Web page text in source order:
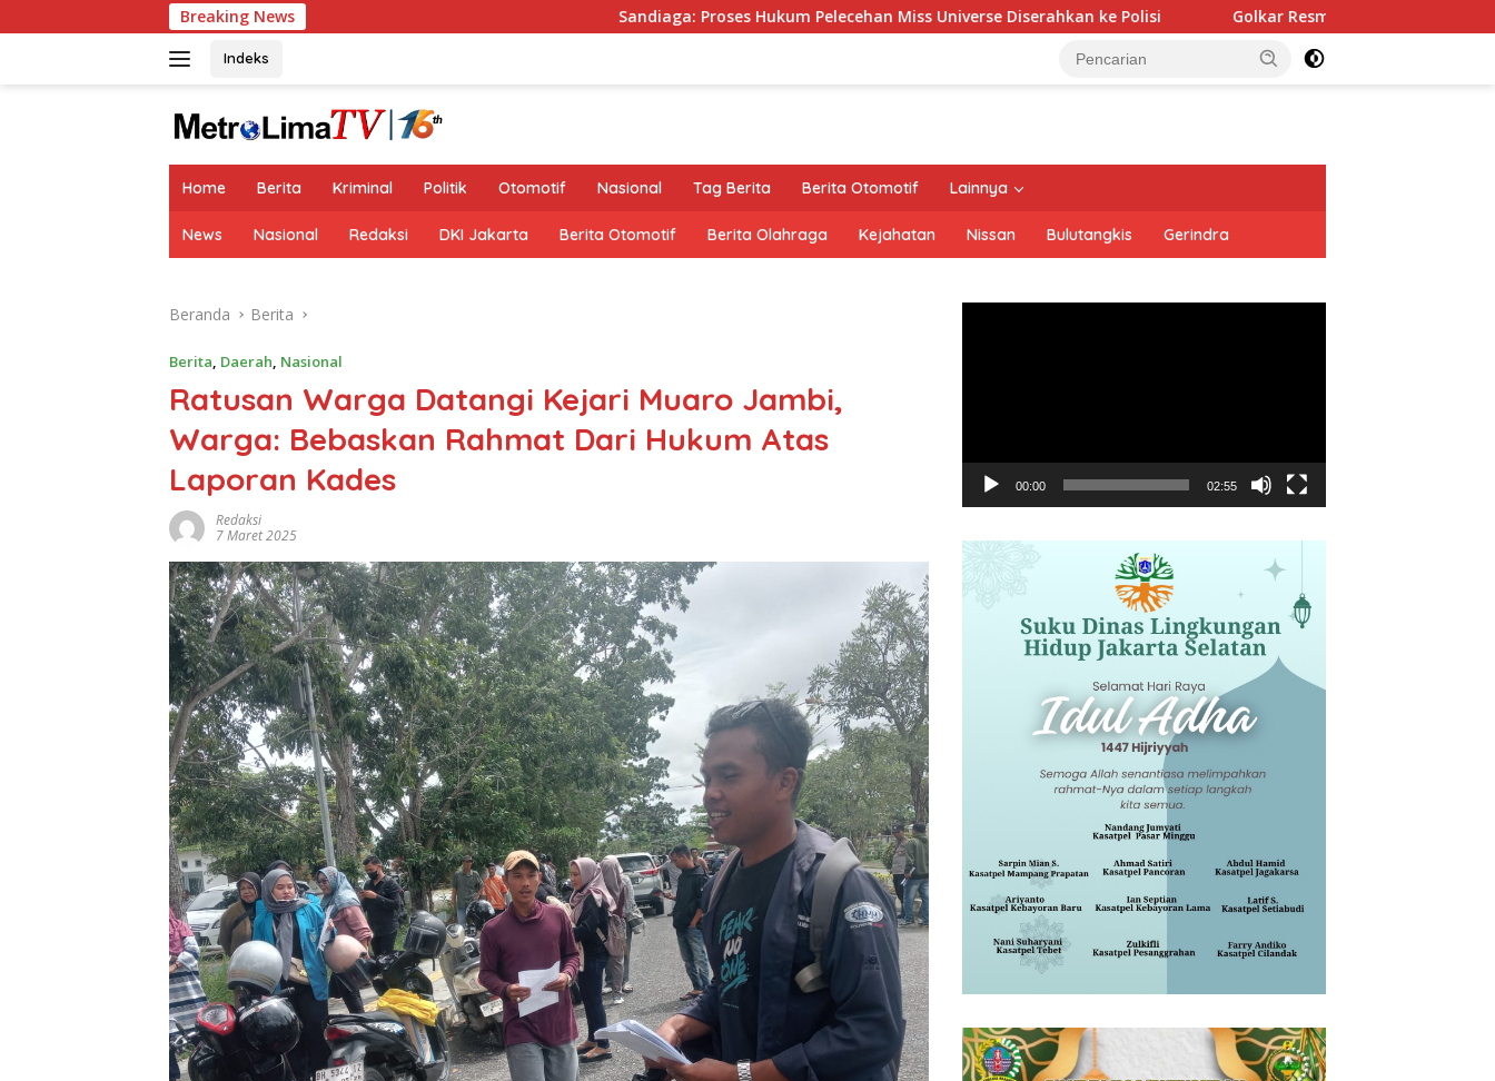
ke
Breaking News Sandiaga: Proses Hukum Pelecehan Miss Universe Diserahkan ke Polisi Golkar Resmi Dukung Prabowo Subianto di Pilpres
Indeks
Home Berita Kriminal Politik Otomotif Nasional Tag Berita Berita Otomotif Lainnya
News Nasional Redaksi DKI Jakarta Berita Otomotif Berita Olahraga Kejahatan Nissan Bulutangkis Gerindra
Beranda Berita
Berita, Daerah, Nasional
Ratusan Warga Datangi Kejari Muaro Jambi,
Warga: Bebaskan Rahmat Dari Hukum Atas
Laporan Kades
Redaksi
7 Maret 2025
00:00 02:55